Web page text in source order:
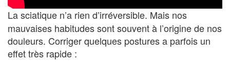
La sciatique n’a rien d’irréversible. Mais nos
mauvaises habitudes sont souvent à l’origine de nos
douleurs. Corriger quelques postures a parfois un
effet très rapide :